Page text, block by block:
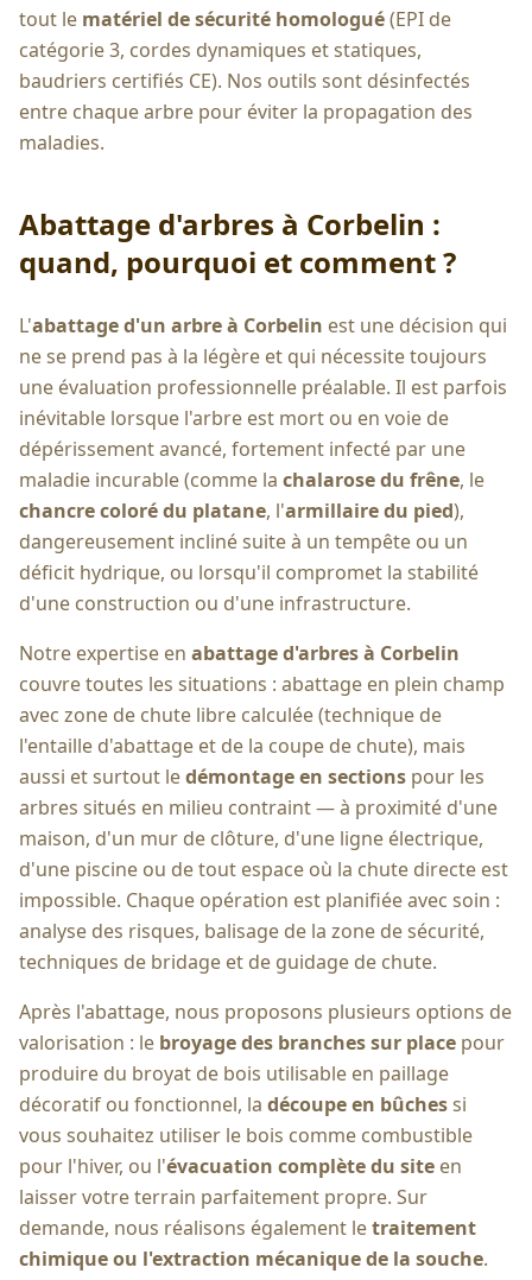
tout le matériel de sécurité homologué(EPI de
catégorie 3, cordes dynamiques et statiques,
baudriers certifiés CE). Nos outils sont désinfectés
entre chaque arbre pour éviter la propagation des
maladies.
Abattage d'arbres à Corbelin :
quand, pourquoi et comment ?
L'abattage d'un arbre à Corbelin est une décision qui
ne se prend pas à la légère et qui nécessite toujours
une évaluation professionnelle préalable. Il est parfois
inévitable lorsque l'arbre est mort ou en voie de
dépérissement avancé, fortement infecté par une
maladie incurable (comme la chalarose du frêne, le
chancre coloré du platane, l'armillaire du pied),
dangereusement incliné suite à un tempête ou un
déficit hydrique, ou lorsqu'il compromet la stabilité
d'une construction ou d'une infrastructure.
Notre expertise en abattage d'arbres à Corbelin
couvre toutes les situations : abattage en plein champ
avec zone de chute libre calculée (technique de
l'entaille d'abattage et de la coupe de chute), mais
aussi et surtout ledémontage en sections pour les
arbres situés en milieu contraint — à proximité d'une
maison, d'un mur de clôture, d'une ligne électrique,
d'une piscine ou de tout espace où la chute directe est
impossible. Chaque opération est planifiée avec soin :
analyse des risques, balisage de la zone de sécurité,
techniques de bridage et de guidage de chute.
Après l'abattage, nous proposons plusieurs options de
valorisation : le broyage des branches sur place pour
produire du broyat de bois utilisable en paillage
décoratif ou fonctionnel, la découpe en bûchessi
vous souhaitez utiliser le bois comme combustible
pour l'hiver, ou l'évacuation complète du site en
laisser votre terrain parfaitement propre. Sur
demande, nous réalisons également letraitement
chimique ou l'extraction mécanique de la souche.